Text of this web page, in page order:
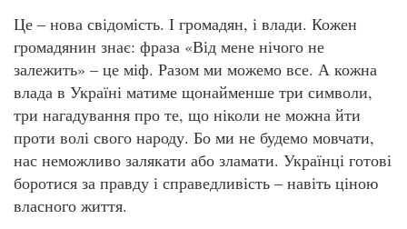
Це – нова свідомість. І громадян, і влади. Кожен
громадянин знає: фраза «Від мене нічого не
залежить» – це міф. Разом ми можемо все. А кожна
влада в Україні матиме щонайменше три символи,
три нагадування про те, що ніколи не можна йти
проти волі свого народу. Бо ми не будемо мовчати,
нас неможливо залякати або зламати. Українці готові
боротися за правду і справедливість – навіть ціною
власного життя.